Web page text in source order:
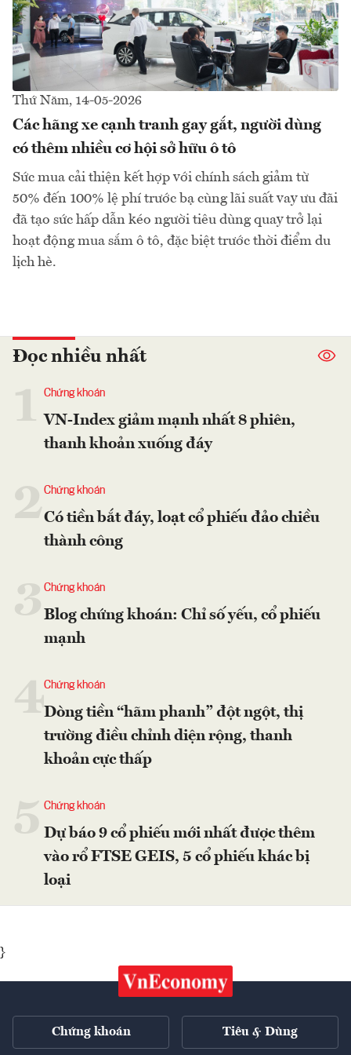
Thứ Năm, 14-05-2026
Các hãng xe cạnh tranh gay gắt, người dùng
có thêm nhiều cơ hội sở hữu ô tô
Sức mua cải thiện kết hợp với chính sách giảm từ
50% đến 100% lệ phí trước bạ cùng lãi suất vay ưu đãi
đã tạo sức hấp dẫn kéo người tiêu dùng quay trở lại
hoạt động mua sắm ô tô, đặc biệt trước thời điểm du
lịch hè.
Đọc nhiều nhất
Chứng khoán
VN-Index giảm mạnh nhất 8 phiên,
thanh khoản xuống đáy
2Chứng khoán
Có tiền bắt đáy, loạt cổ phiếu đảo chiều
thành công
Chứng khoán
Blog chứng khoán: Chỉ số yếu, cổ phiếu
mạnh
4Chứng khoán
Dòng tiền “hãm phanh” đột ngột, thị
trường điều chỉnh diện rộng, thanh
khoản cực thấp
Chứng khoán
Dự báo 9 cổ phiếu mới nhất được thêm
vào rổ FTSE GEIS, 5 cổ phiếu khác bị
loại
}
Chứng khoán Tiêu & Dùng